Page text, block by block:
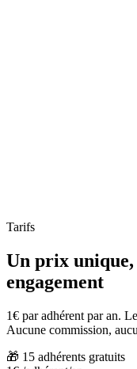
Tarifs
Un prix unique,
engagement
1€ par adhérent par an.
Aucune commission,
🎁 15 adhérents gratuits